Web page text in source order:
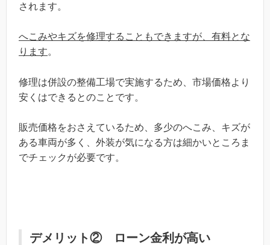
されます。
へこみやキズを修理することもできますが、有料とな
ります。
修理は併設の整備工場で実施するため、市場価格より
安くはできるとのことです。
販売価格をおさえているため、多少のへこみ、キズが
ある車両が多く、外装が気になる方は細かいところま
でチェックが必要です。
デメリット② ローン金利が高い